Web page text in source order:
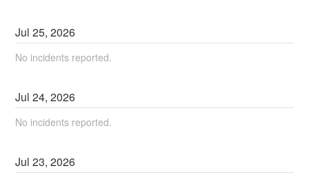
Jul25,2026
No incidents reported.
Jul24,2026
No incidents reported.
Jul23,2026